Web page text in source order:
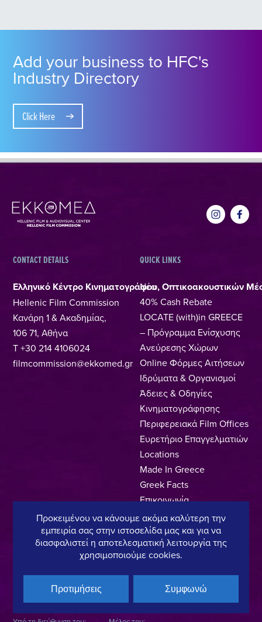
Add your business to HFC's
Industry Directory
Click Here
CONTACT DETAILS
Ελληνικό Κέντρο Κινηματογράφου, Οπτικοακουστικών
Hellenic Film Commission
Κανάρη 1 & Ακαδημίας,
106 71, Αθήνα
T +30 214 4106024
filmcommission@ekkomed.gr
QUICK LINKS
Νέα
40% Cash Rebate
LOCATE (with)in GREECE
– Πρόγραμμα Ενίσχυσης
Ανεύρεσης Χώρων
Online Φόρμες Αιτήσεων
Ιδρύματα & Οργανισμοί
Άδειες & Οδηγίες
Κινηματογράφησης
Περιφερειακά Film Offices
Ευρετήριο Επαγγελματιών
Locations
Made In Greece
Greek Facts
Επικοινωνία
Πολιτική Απορρήτου Όροι Χρήσης Πολιτική Cookies
Copyright © 2025, Hellenic Film & Audiovisual Center
Προκειμένου να κάνουμε ακόμα καλύτερη την
εμπειρία σας στην ιστοσελίδα μας και για να
διασφαλιστεί η αποτελεσματική λειτουργία της
χρησιμοποιούμε cookies.
Προτιμήσεις Συμφωνώ